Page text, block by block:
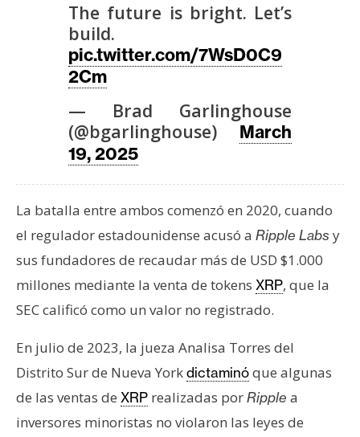
o
C
n
t
c
t
o
y
The future is bright. Let’s
build.
pic.twitter.com/7WsD0C9
2Cm
— Brad Garlinghouse
(@bgarlinghouse) March
19, 2025
La batalla entre ambos comenzó en 2020, cuando
el regulador estadounidense acusó a Ripple Labs y
sus fundadores de recaudar más de USD $1.000
millones mediante la venta de tokens XRP, que la
SEC calificó como un valor no registrado.
En julio de 2023, la jueza Analisa Torres del
Distrito Sur de Nueva Yorkdictaminóque algunas
de las ventas de XRP realizadas porRipple a
inversores minoristas no violaron las leyes de